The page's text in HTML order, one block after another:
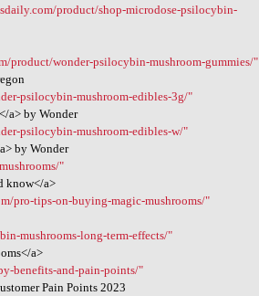
product/shop-microdose-psilocybin-
product/wonder-psilocybin-mushroom-gummies/"
psilocybin-mushroom-edibles-3g/"
a> by Wonder
psilocybin-mushroom-edibles-w/"
by Wonder
"
know</a>
pro-tips-on-buying-magic-mushrooms/"
mushrooms-long-term-effects/"
a>
benefits-and-pain-points/"
Pain Points 2023